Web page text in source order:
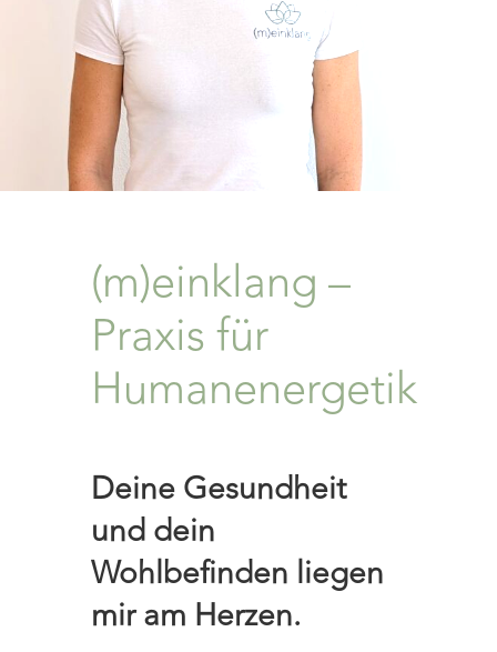
(m)einklang –
Praxis für
Humanenergetik
Deine Gesundheit
und dein
Wohlbefinden liegen
mir am Herzen.